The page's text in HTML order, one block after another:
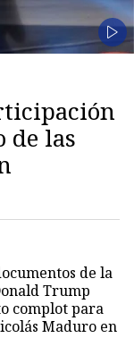
de las
de la
Trump
complot para
Maduro en